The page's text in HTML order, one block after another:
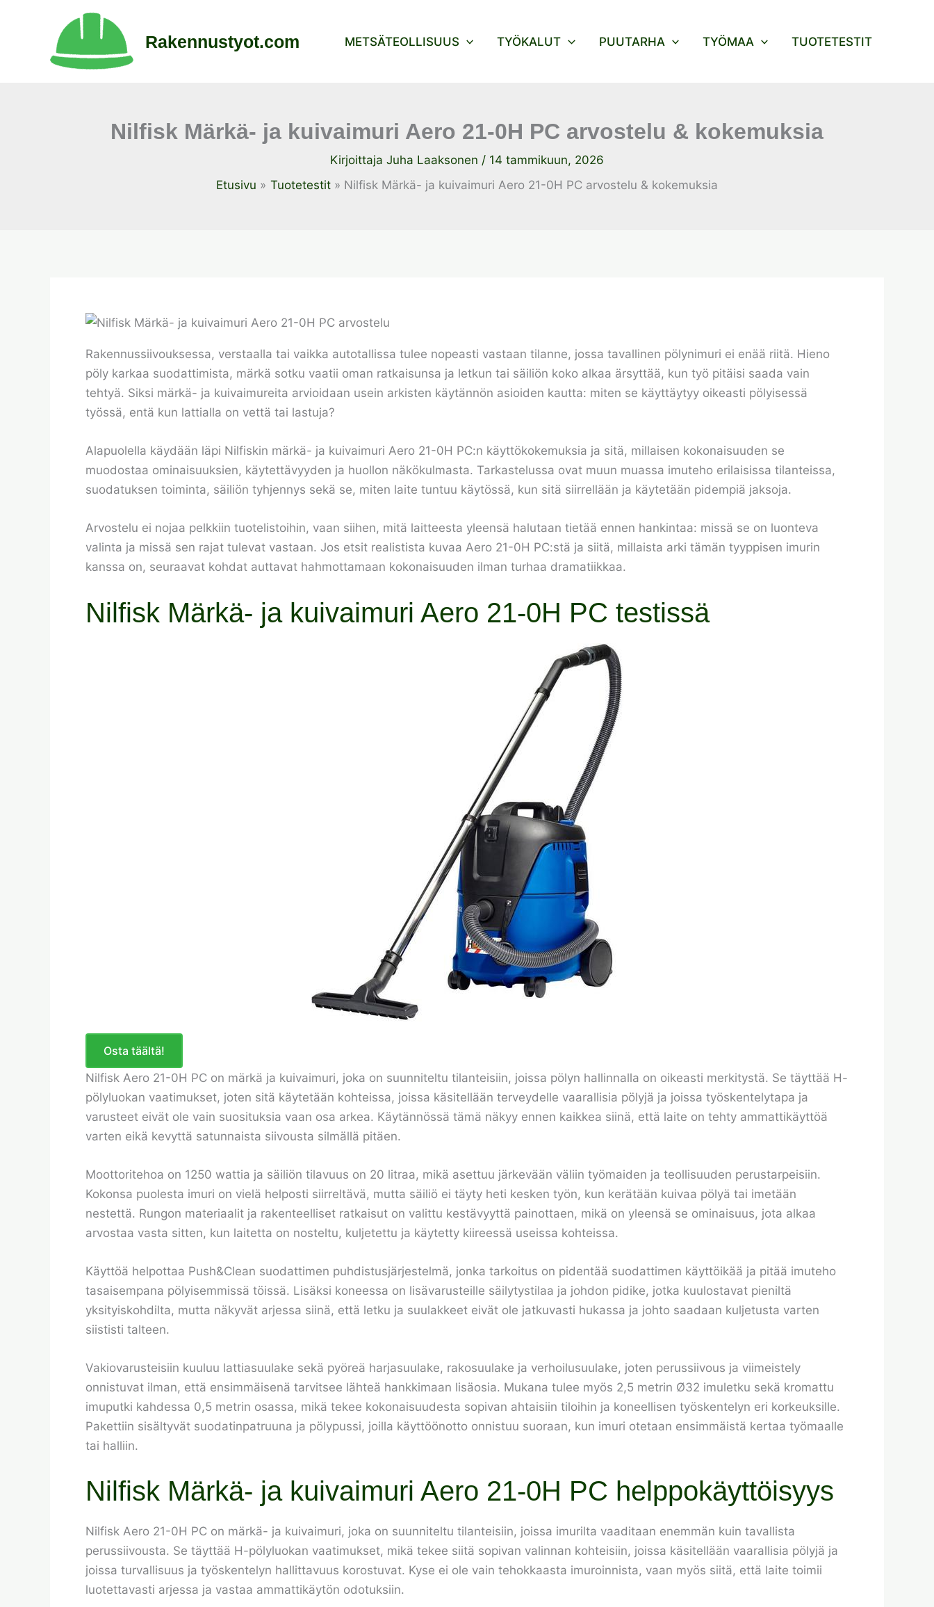
Rakennustyot.com METSÄTEOLLISUUS TYÖKALUT PUUTARHA TYÖMAA TUOTETESTIT
Nilfisk Märkä- ja kuivaimuri Aero 21-0H PC arvostelu & kokemuksia
Kirjoittaja Juha Laaksonen / 14 tammikuun, 2026
Etusivu
Tuotetestit Nilfisk Märkä- ja kuivaimuri Aero 21-0H PC arvostelu & kokemuksia
Rakennussiivouksessa, verstaalla tai vaikka autotallissa tulee nopeasti vastaan tilanne, jossa tavallinen pölynimuri ei enää riitä. Hieno
pöly karkaa suodattimista, märkä sotku vaatii oman ratkaisunsa ja letkun tai säiliön koko alkaa ärsyttää, kun työ pitäisi saada vain
tehtyä. Siksi märkä- ja kuivaimureita arvioidaan usein arkisten käytännön asioiden kautta: miten se käyttäytyy oikeasti pölyisessä
työssä, entä kun lattialla on vettä tai lastuja?
Alapuolella käydään läpi Nilfiskin märkä- ja kuivaimuri Aero 21-0H PC:n käyttökokemuksia ja sitä, millaisen kokonaisuuden se
muodostaa ominaisuuksien, käytettävyyden ja huollon näkökulmasta. Tarkastelussa ovat muun muassa imuteho erilaisissa tilanteissa,
suodatuksen toiminta, säiliön tyhjennys sekä se, miten laite tuntuu käytössä, kun sitä siirrellään ja käytetään pidempiä jaksoja.
Arvostelu ei nojaa pelkkiin tuotelistoihin, vaan siihen, mitä laitteesta yleensä halutaan tietää ennen hankintaa: missä se on luonteva
valinta ja missä sen rajat tulevat vastaan. Jos etsit realistista kuvaa Aero 21-0H PC:stä ja siitä, millaista arki tämän tyyppisen imurin
kanssa on, seuraavat kohdat auttavat hahmottamaan kokonaisuuden ilman turhaa dramatiikkaa.
Nilfisk Märkä- ja kuivaimuri Aero 21-0H PC testissä
Osta täältä!
Nilfisk Aero 21-0H PC on märkä ja kuivaimuri, joka on suunniteltu tilanteisiin, joissa pölyn hallinnalla on oikeasti merkitystä. Se täyttää H-
pölyluokan vaatimukset, joten sitä käytetään kohteissa, joissa käsitellään terveydelle vaarallisia pölyjä ja joissa työskentelytapa ja
varusteet eivät ole vain suosituksia vaan osa arkea. Käytännössä tämä näkyy ennen kaikkea siinä, että laite on tehty ammattikäyttöä
varten eikä kevyttä satunnaista siivousta silmällä pitäen.
Moottoritehoa on 1250 wattia ja säiliön tilavuus on 20 litraa, mikä asettuu järkevään väliin työmaiden ja teollisuuden perustarpeisiin.
Kokonsa puolesta imuri on vielä helposti siirreltävä, mutta säiliö ei täyty heti kesken työn, kun kerätään kuivaa pölyä tai imetään
nestettä. Rungon materiaalit ja rakenteelliset ratkaisut on valittu kestävyyttä painottaen, mikä on yleensä se ominaisuus, jota alkaa
arvostaa vasta sitten, kun laitetta on nosteltu, kuljetettu ja käytetty kiireessä useissa kohteissa.
Käyttöä helpottaa Push&Clean suodattimen puhdistusjärjestelmä, jonka tarkoitus on pidentää suodattimen käyttöikää ja pitää imuteho
tasaisempana pölyisemmissä töissä. Lisäksi koneessa on lisävarusteille säilytystilaa ja johdon pidike, jotka kuulostavat pieniltä
yksityiskohdilta, mutta näkyvät arjessa siinä, että letku ja suulakkeet eivät ole jatkuvasti hukassa ja johto saadaan kuljetusta varten
siististi talteen.
Vakiovarusteisiin kuuluu lattiasuulake sekä pyöreä harjasuulake, rakosuulake ja verhoilusuulake, joten perussiivous ja viimeistely
onnistuvat ilman, että ensimmäisenä tarvitsee lähteä hankkimaan lisäosia. Mukana tulee myös 2,5 metrin Ø32 imuletku sekä kromattu
imuputki kahdessa 0,5 metrin osassa, mikä tekee kokonaisuudesta sopivan ahtaisiin tiloihin ja koneellisen työskentelyn eri korkeuksille.
Pakettiin sisältyvät suodatinpatruuna ja pölypussi, joilla käyttöönotto onnistuu suoraan, kun imuri otetaan ensimmäistä kertaa työmaalle
tai halliin.
Nilfisk Märkä- ja kuivaimuri Aero 21-0H PC helppokäyttöisyys
Nilfisk Aero 21-0H PC on märkä- ja kuivaimuri, joka on suunniteltu tilanteisiin, joissa imurilta vaaditaan enemmän kuin tavallista
perussiivousta. Se täyttää H-pölyluokan vaatimukset, mikä tekee siitä sopivan valinnan kohteisiin, joissa käsitellään vaarallisia pölyjä ja
joissa turvallisuus ja työskentelyn hallittavuus korostuvat. Kyse ei ole vain tehokkaasta imuroinnista, vaan myös siitä, että laite toimii
luotettavasti arjessa ja vastaa ammattikäytön odotuksiin.